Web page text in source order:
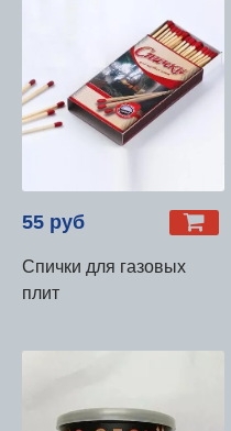
55 руб
Спички для газовых
плит